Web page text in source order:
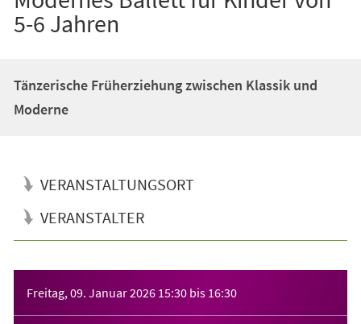
5-6 Jahren
Tänzerische Früherziehung zwischen Klassik und
Moderne
VERANSTALTUNGSORT
VERANSTALTER
Freitag, 09. Januar 2026 15:30 bis 16:30